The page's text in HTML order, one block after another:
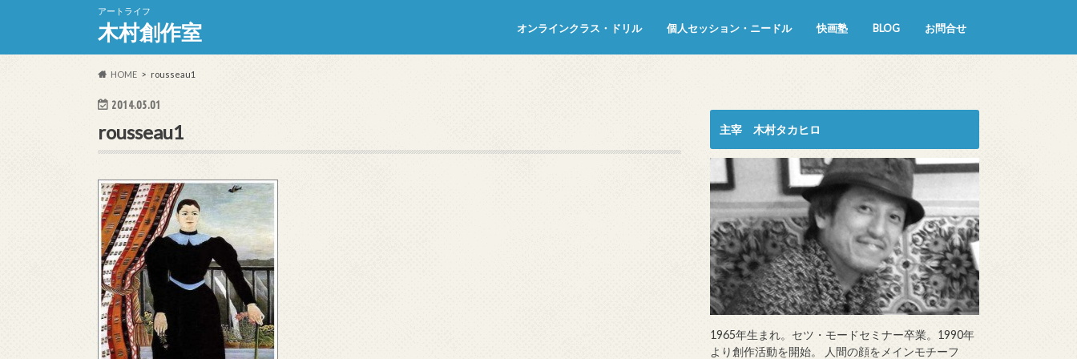
アートライフ
木村創作室 オンラインクラス・ドリル 個人セッション・ニードル 快画塾 BLOG お問合せ
HOME rousseau1
2014.05.01
rousseau1 主宰 木村タカヒロ
1965年生まれ。セツ・モードセミナー卒業。1990年
より創作活動を開始。 人間の顔をメインモチーフ